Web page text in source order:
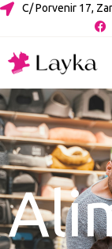
C/ Porvenir 17,